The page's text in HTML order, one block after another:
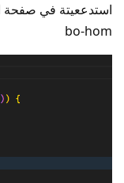
استدععيتة في صفحة
bo-hom